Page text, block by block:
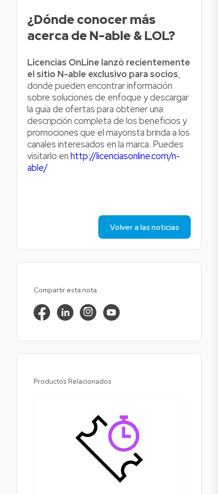
¿Dónde conocer más
acerca de N-able & LOL?
Licencias OnLine lanzó recientemente
el sitio N-able exclusivo para socios,
donde pueden encontrar información
sobre soluciones de enfoque y descargar
la guía de ofertas para obtener una
descripción completa de los beneficios y
promociones que el mayorista brinda a los
canales interesados en la marca. Puedes
visitarlo enhttp://licenciasonline.com/n-
able/
Volver a las noticias
Compartir esta nota
Productos Relacionados